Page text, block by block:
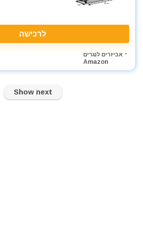
לרכישה
אביזרים לנגרים
Amazon
Show next